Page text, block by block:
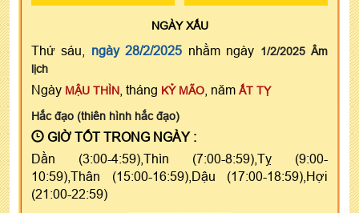
NGÀYXẤU
Thứ sáu, ngày 28/2/2025 nhằm ngày 1/2/2025 Âm
lịch
Ngày MẬU THÌN , tháng KỶ MÃO , năm ẤT TỴ
Hắc đạo (thiên hình hắc đạo)
GIỜ TỐT TRONG NGÀY :
Dần (3:00-4:59),Thìn (7:00-8:59),Tỵ (9:00-
10:59),Thân (15:00-16:59),Dậu (17:00-18:59),Hợi
(21:00-22:59)